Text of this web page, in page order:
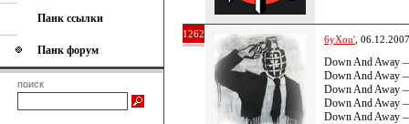
Панк ссылки
Панк форум
поиск
1262 6yXou' ,
Down And Away
Down And Away
Down And Away
Down And Away
Down And Away